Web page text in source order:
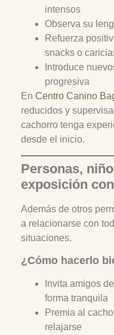
intensos
Observa su
Refuerza
snacks o
Introduce
progresiva
En Centro Canino
reducidos y
cachorro tenga
desde el inicio.
Personas,
exposición
Además de otros
a relacionarse con
situaciones.
¿Cómo hacerlo
Invita amigos
forma tranquila
Premia al
relajarse